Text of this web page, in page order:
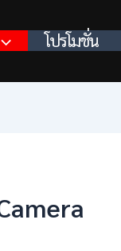
โปรโมชั่น